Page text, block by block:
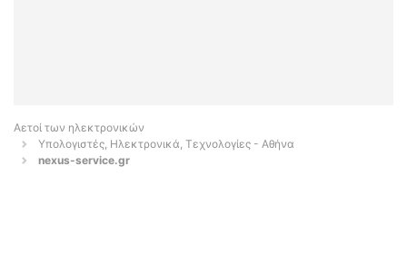
Αετοί των ηλεκτρονικών
Υπολογιστές, Ηλεκτρονικά, Τεχνολογίες - Αθήνα
nexus-service.gr